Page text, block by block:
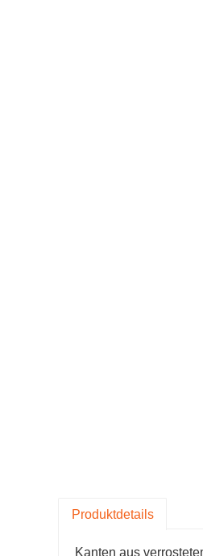
Gartenprodukten aus China mit Sitz in der
Produktdetails
Kanten aus